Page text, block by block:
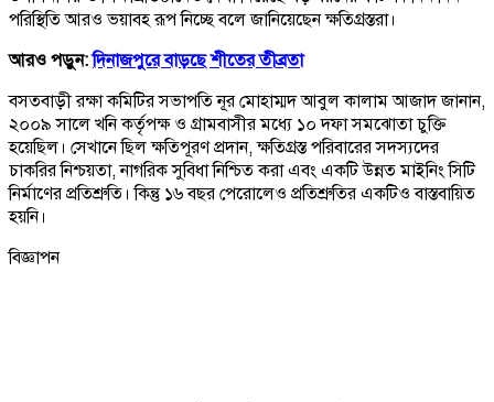
পরিস্থিতি আরও ভয়াবহ রূপ নিচ্ছে বলে জানিয়েছেন ক্ষতিগ্রস্তরা।
আরও পড়ুন:দিনাজপুরে বাড়ছে শীতের তীব্রতা
বসতবাড়ী রক্ষা কমিটির সভাপতি নূর মোহাম্মদ আবুল কালাম আজাদ জানান,
২০০৯ সালে খনি কর্তৃপক্ষ ও গ্রামবাসীর মধ্যে ১০ দফা সমঝোতা চুক্তি
হয়েছিল। সেখানে ছিল ক্ষতিপূরণ প্রদান, ক্ষতিগ্রস্ত পরিবারের সদস্যদের
চাকরির নিশ্চয়তা, নাগরিক সুবিধা নিশ্চিত করা এবং একটি উন্নত মাইনিং সিটি
নির্মাণের প্রতিশ্রুতি। কিন্তু ১৬ বছর পেরোলেও প্রতিশ্রুতির একটিও বাস্তবায়িত
হয়নি।
বিজ্ঞাপন